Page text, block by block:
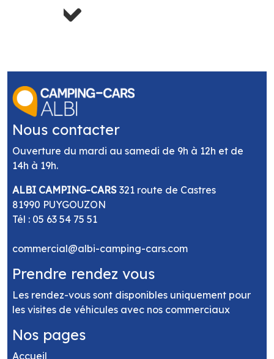
Nous contacter
Ouverture du mardi au samedi de 9h à 12h et de
14h à 19h.
ALBI CAMPING-CARS 321 route de Castres
81990 PUYGOUZON
Tél : 05 63 54 75 51
commercial@albi-camping-cars.com
Prendre rendez vous
Les rendez-vous sont disponibles uniquement pour
les visites de véhicules avec nos commerciaux
Nos pages
Accueil